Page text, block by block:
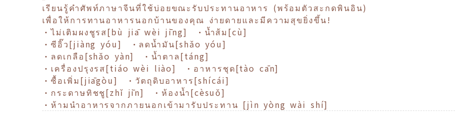
เรียนรู้คำศัพท์ภาษาจีนที่ใช้บ่อยขณะรับประทานอาหาร (พร้อมตัวสะกดพินอิน)
เพื่อให้การทานอาหารนอกบ้านของคุณ ง่ายดายและมีความสุขยิ่งขึ้น!
•ไม่เติมผงชูรส[bù jiā wèi jīng] •น้ำส้ม[cù]
•ซีอิ๊ว[jiàng yóu] •ลดน้ำมัน[shǎo yóu]
•ลดเกลือ[shǎo yàn] •น้ำตาล[táng]
•เครื่องปรุงรส[tiáo wèi liào] •อาหารชุด[tào cān]
•ซื้อเพิ่ม[jiāgòu] •วัตถุดิบอาหาร[shícái]
•กระดาษทิชชู[zhǐ jīn] •ห้องน้ำ[cèsuǒ]
•ห้ามนำอาหารจากภายนอกเข้ามารับประทาน [jìn yòng wài shí]